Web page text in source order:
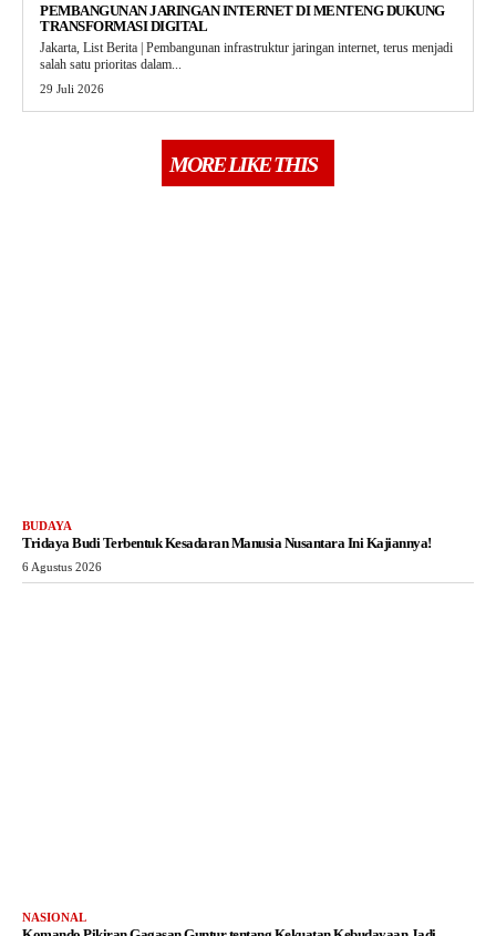
PEMBANGUNAN JARINGAN INTERNET DI MENTENG DUKUNG
TRANSFORMASI DIGITAL
Jakarta, List Berita | Pembangunan infrastruktur jaringan internet, terus menjadi
salah satu prioritas dalam...
29 Juli 2026
MORE LIKE THIS
BUDAYA
Tridaya Budi Terbentuk Kesadaran Manusia Nusantara Ini Kajiannya!
6 Agustus 2026
NASIONAL